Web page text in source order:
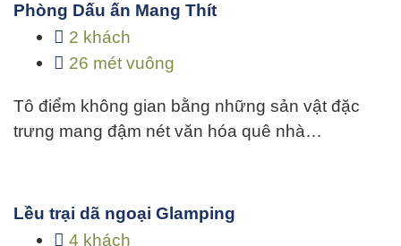
Phòng Dấu ấn Mang Thít
2 khách
26 mét vuông
Tô điểm không gian bằng những sản vật đặc
trưng mang đậm nét văn hóa quê nhà…
Lều trại dã ngoại Glamping
4 khách